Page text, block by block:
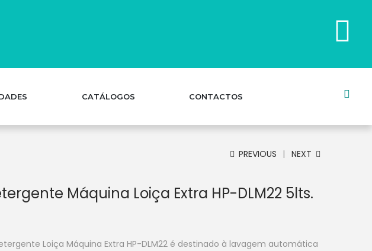
CATÁLOGOS CONTACTOS
PREVIOUS NEXT
Máquina Loiça Extra HP-DLM22 5lts.
Loiça Máquina Extra HP-DLM22 é destinado à lavagem automática